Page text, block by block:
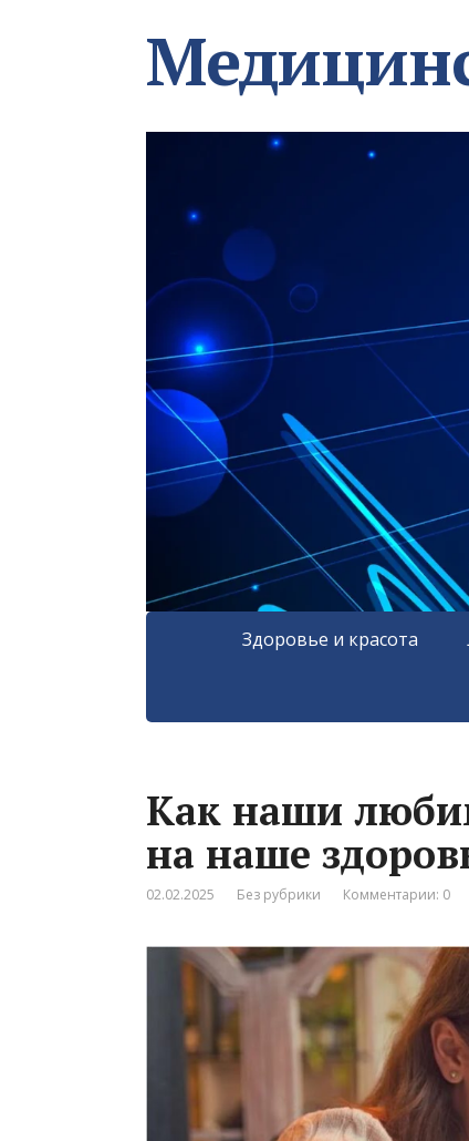
Здоровье и красота
Как наши
на наше
02.02.2025 Без рубрики Комментарии: 0